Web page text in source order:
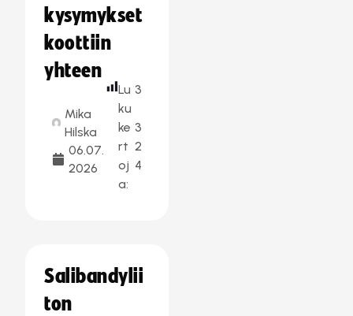
kysymykset
koottiin
yhteen
Mika
Hilska
06.07.
2026
Lu
ku
ke
rt
oj
a:
3
3
2
4
Salibandylii
ton